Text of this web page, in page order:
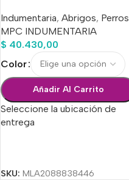
Talle 55
Indumentaria, Abrigos, Perros
MPC INDUMENTARIA
$ 40.430,00
Color
Añadir Al Carrito
Seleccione la ubicación de
entrega
SKU: MLA2088838446